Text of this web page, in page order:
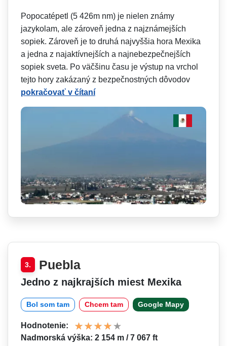
Popocatépetl (5 426m nm) je nielen známy
jazykolam, ale zároveň jedna z najznámejších
sopiek. Zároveň je to druhá najvyššia hora Mexika
a jedna z najaktívnejších a najnebezpečnejších
sopiek sveta. Po väčšinu času je výstup na vrchol
tejto hory zakázaný z bezpečnostných dôvodov
pokračovať v čítaní
3. Puebla
Jedno z najkrajších miest Mexika
Bol som tam Chcem tam Google Mapy
Hodnotenie:
Nadmorská výška: 2 154 m / 7 067 ft